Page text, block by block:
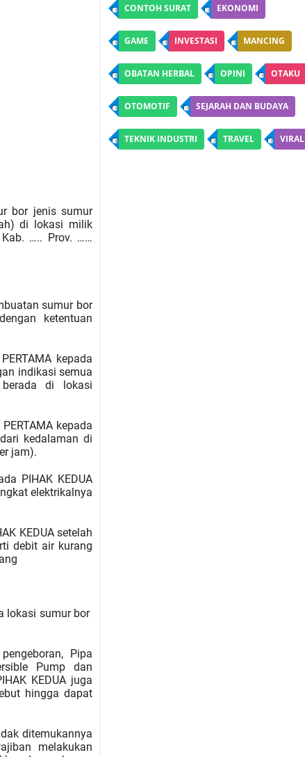
bor jenis sumur
di lokasi milik
….. Prov. ……
sumur bor
ketentuan
kepada
indikasi semua
di lokasi
kepada
kedalaman di
jam).
PIHAK KEDUA
elektrikalnya
KEDUA setelah
debit air kurang
lokasi sumur bor
Pipa
Pump dan
KEDUA juga
hingga dapat
ditemukannya
melakukan
CONTOH SURAT EKONOMI
GAME INVESTASI MANCING
OBATAN HERBAL OPINI OTAKU
OTOMOTIF SEJARAH DAN BUDAYA
TEKNIK INDUSTRI TRAVEL VIRAL